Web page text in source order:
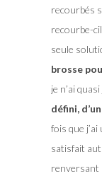
recourbés
recourbe-
seule
brosse
je n’ai
défini,
fois que
satisfait
renversant